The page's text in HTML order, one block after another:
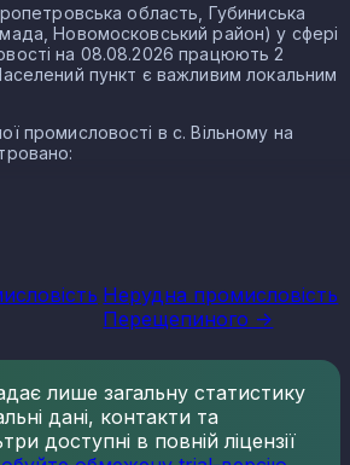
область, Губиниська
Новомосковський район) у сфері
на 08.08.2026 працюють 2
пункт є важливим локальним
промисловості в с. Вільному на
національного ВВП.
Україна має низку сприятливих умов
в тому числі географічне
надр, що багаті на різні
типу. Найбільш масштабним
матеріали. Крім того, за рівнем запасів
облицювального типу, сірки,
вод, Україна займає провідні
Нерудна промисловість
Перещепиного ->
лише загальну статистику
дані, контакти та
доступні в повній ліцензії